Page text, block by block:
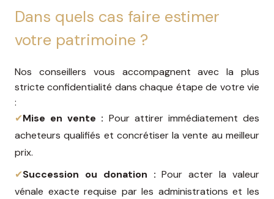
Dans quels cas faire estimer
votre patrimoine ?
Nos conseillers vous accompagnent avec la plus
stricte confidentialité dans chaque étape de votre vie
:
✔Mise en vente : Pour attirer immédiatement des
acheteurs qualifiés et concrétiser la vente au meilleur
prix.
✔Succession ou donation : Pour acter la valeur
vénale exacte requise par les administrations et les